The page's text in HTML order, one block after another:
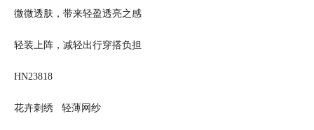
微微透肤，带来轻盈透亮之感
轻装上阵，减轻出行穿搭负担
HN23818
花卉刺绣 轻薄网纱